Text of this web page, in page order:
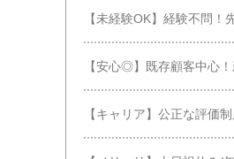
【未経験OK】経験不問
【安心◎】既存顧客中心
【キャリア】公正な評価